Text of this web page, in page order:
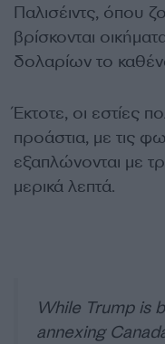
Παλισέιντς, όπου
βρίσκονται
δολαρίων το
Έκτοτε, οι εστίες
προάστια, με τις
εξαπλώνονται με
μερικά λεπτά.
While Trump is
annexing